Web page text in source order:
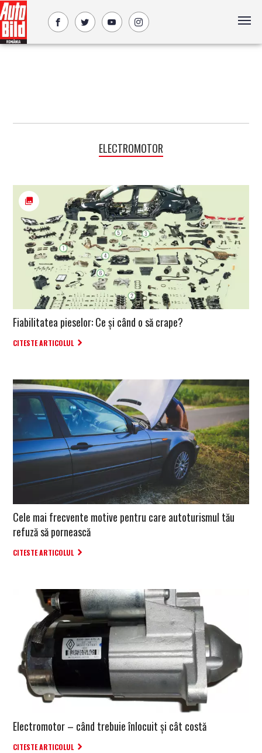
ELECTROMOTOR
Fiabilitatea pieselor: Ce și când o să crape?
CITESTE ARTICOLUL
Cele mai frecvente motive pentru care autoturismul tău
refuză să pornească
CITESTE ARTICOLUL
Electromotor – când trebuie înlocuit şi cât costă
CITESTE ARTICOLUL